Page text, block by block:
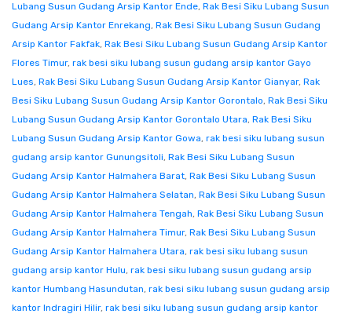
Lubang Susun Gudang Arsip Kantor Ende, Rak Besi Siku Lubang Susun
Gudang Arsip Kantor Enrekang, Rak Besi Siku Lubang Susun Gudang
Arsip Kantor Fakfak, Rak Besi Siku Lubang Susun Gudang Arsip Kantor
Flores Timur, rak besi siku lubang susun gudang arsip kantor Gayo
Lues, Rak Besi Siku Lubang Susun Gudang Arsip Kantor Gianyar, Rak
Besi Siku Lubang Susun Gudang Arsip Kantor Gorontalo, Rak Besi Siku
Lubang Susun Gudang Arsip Kantor Gorontalo Utara, Rak Besi Siku
Lubang Susun Gudang Arsip Kantor Gowa, rak besi siku lubang susun
gudang arsip kantor Gunungsitoli, Rak Besi Siku Lubang Susun
Gudang Arsip Kantor Halmahera Barat, Rak Besi Siku Lubang Susun
Gudang Arsip Kantor Halmahera Selatan, Rak Besi Siku Lubang Susun
Gudang Arsip Kantor Halmahera Tengah, Rak Besi Siku Lubang Susun
Gudang Arsip Kantor Halmahera Timur, Rak Besi Siku Lubang Susun
Gudang Arsip Kantor Halmahera Utara, rak besi siku lubang susun
gudang arsip kantor Hulu, rak besi siku lubang susun gudang arsip
kantor Humbang Hasundutan, rak besi siku lubang susun gudang arsip
kantor Indragiri Hilir, rak besi siku lubang susun gudang arsip kantor